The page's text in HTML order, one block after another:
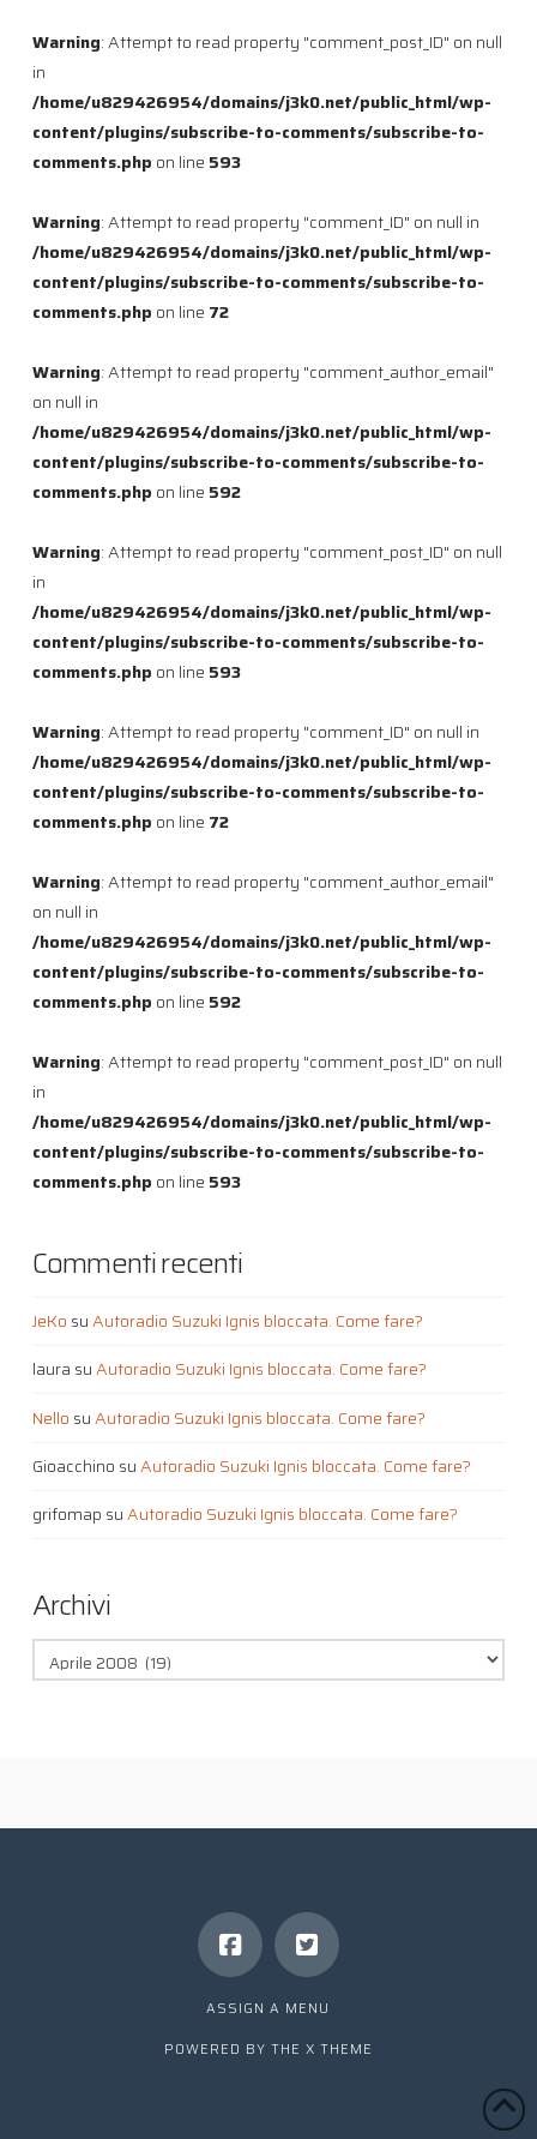
Warning: Attempt to read property "comment_post_ID" on null
in
/home/u829426954/domains/j3k0.net/public_html/wp-
content/plugins/subscribe-to-comments/subscribe-to-
comments.php on line 593
Warning: Attempt to read property "comment_ID" on null in
/home/u829426954/domains/j3k0.net/public_html/wp-
content/plugins/subscribe-to-comments/subscribe-to-
comments.php on line 72
Warning: Attempt to read property "comment_author_email"
on null in
/home/u829426954/domains/j3k0.net/public_html/wp-
content/plugins/subscribe-to-comments/subscribe-to-
comments.php on line 592
Warning: Attempt to read property "comment_post_ID" on null
in
/home/u829426954/domains/j3k0.net/public_html/wp-
content/plugins/subscribe-to-comments/subscribe-to-
comments.php on line 593
Warning: Attempt to read property "comment_ID" on null in
/home/u829426954/domains/j3k0.net/public_html/wp-
content/plugins/subscribe-to-comments/subscribe-to-
comments.php on line 72
Warning: Attempt to read property "comment_author_email"
on null in
/home/u829426954/domains/j3k0.net/public_html/wp-
content/plugins/subscribe-to-comments/subscribe-to-
comments.php on line 592
Warning: Attempt to read property "comment_post_ID" on null
in
/home/u829426954/domains/j3k0.net/public_html/wp-
content/plugins/subscribe-to-comments/subscribe-to-
comments.php on line 593
Commenti recenti
JeKo suAutoradio Suzuki Ignis bloccata. Come fare?
laura suAutoradio Suzuki Ignis bloccata. Come fare?
Nello suAutoradio Suzuki Ignis bloccata. Come fare?
Gioacchino suAutoradio Suzuki Ignis bloccata. Come fare?
grifomap suAutoradio Suzuki Ignis bloccata. Come fare?
Archivi
Archivi
ASSIGN A MENU
POWERED BY THE X THEME